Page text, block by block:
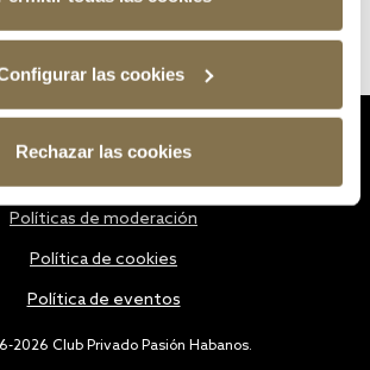
las cookies
Rechazar las cookies
2026 Club Privado Pasión Habanos.
Políticas de moderación
Política de cookies
Política de eventos